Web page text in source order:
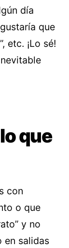
día
que
etc. ¡Lo sé!
que
con
o que
y no
en salidas